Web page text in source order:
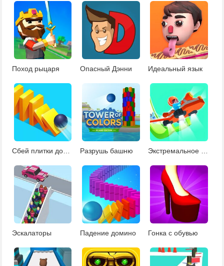
Поход рыцаря Опасный Дэнни Идеальный язык
Сбей плитки домино Разрушь башню
Эскалаторы Падение домино Гонка с обувью